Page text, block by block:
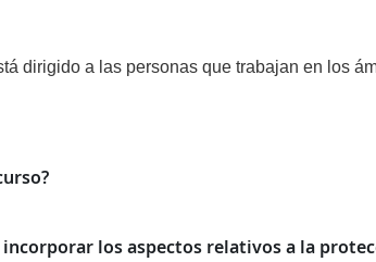
dirigido a las personas que trabajan en los
los aspectos relativos a la